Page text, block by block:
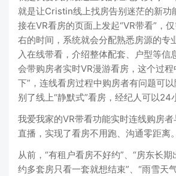
就是让Cristin线上找房告别迷茫的新功
接在VR看房的页面上发起“VR带看”，
右的时间，系统就会分配熟悉房源的专
入在线带看，介绍整体配套、户型等信
会带购房者实时VR漫游看房，这个过
下”，连线看房过程中购房者有问题可
别了线上“静默式”看房，经纪人可以24
我爱我家的VR带看功能实时连线购房者
直播，实现了看房不用跑、沟通零距离。
从前，“有租户看房不好约”、“房东长期
约多套房只看一套就想结束”、“雨雪天